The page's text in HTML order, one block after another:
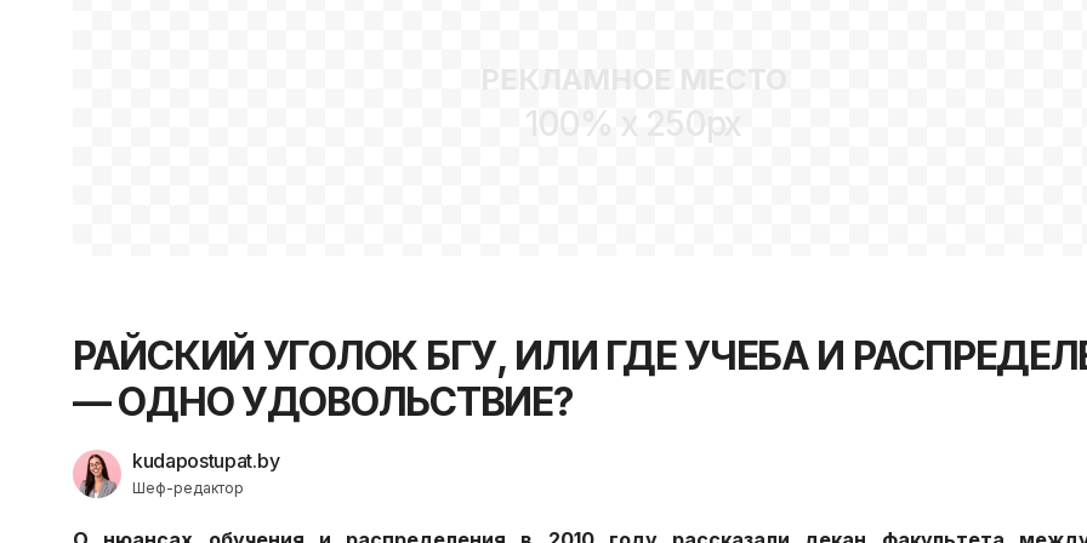
РЕКЛАМНОЕ МЕСТО
100% x 250px
РАЙСКИЙ УГОЛОК БГУ, ИЛИ ГДЕ УЧЕБА И
— ОДНО УДОВОЛЬСТВИЕ?
kudapostupat.by
Шеф-редактор